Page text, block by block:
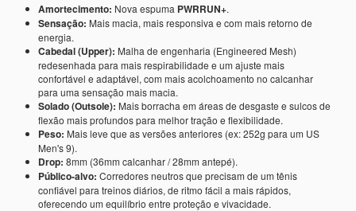
Amortecimento: Nova espuma PWRRUN+.
Sensação: Mais macia, mais responsiva e com mais retorno de
energia.
Cabedal (Upper): Malha de engenharia (Engineered Mesh)
redesenhada para mais respirabilidade e um ajuste mais
confortável e adaptável, com mais acolchoamento no calcanhar
para uma sensação mais macia.
Solado (Outsole): Mais borracha em áreas de desgaste e sulcos de
flexão mais profundos para melhor tração e flexibilidade.
Peso: Mais leve que as versões anteriores (ex: 252g para um US
Men's 9).
Drop: 8mm (36mm calcanhar / 28mm antepé).
Público-alvo: Corredores neutros que precisam de um tênis
confiável para treinos diários, de ritmo fácil a mais rápidos,
oferecendo um equilíbrio entre proteção e vivacidade.